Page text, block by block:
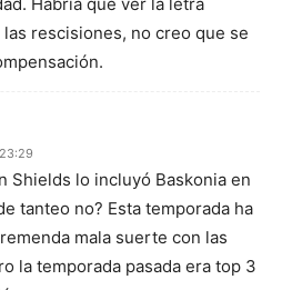
las rescisiones, no creo que se
Shields lo incluyó Baskonia en
tanteo no? Esta temporada ha
mala suerte con las
la temporada pasada era top 3